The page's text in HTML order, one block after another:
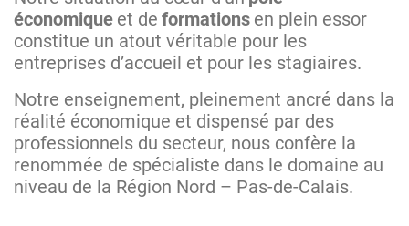
économique et de formations en plein essor
constitue un atout véritable pour les
entreprises d’accueil et pour les stagiaires.
Notre enseignement, pleinement ancré dans la
réalité économique et dispensé par des
professionnels du secteur, nous confère la
renommée de spécialiste dans le domaine au
niveau de la Région Nord – Pas-de-Calais.